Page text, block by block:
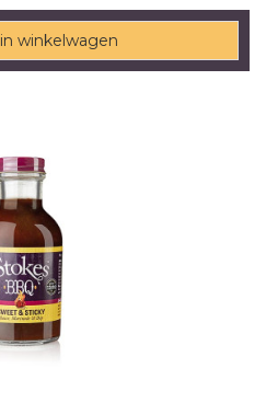
in winkelwagen